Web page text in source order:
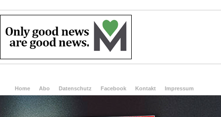
Home Abo Datenschutz Facebook Kontakt Impressum